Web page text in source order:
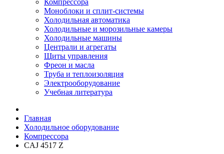
Компрессора
Моноблоки и сплит-системы
Холодильная автоматика
Холодильные и морозильные камеры
Холодильные машины
Централи и агрегаты
Щиты управления
Фреон и масла
Труба и теплоизоляция
Электрооборудование
Учебная литература
Главная
Холодильное оборудование
Компрессора
CAJ 4517 Z